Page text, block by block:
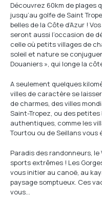
Découvrez 60km de plages
jusqu’au golfe de Saint
belles de la Côte d’Azur !
seront aussi l’occasion de
celle où petits villages de
soleil et nature se
Douaniers », qui longe la
A seulement quelques
villes de caractère se
de charmes, des villes
Saint-Tropez, ou des
authentiques, comme les
Tourtou ou de Seillans vous
Paradis des randonneurs,
sports extrêmes ! Les
vous initier au canoë, au
paysage somptueux. Ces
vous…